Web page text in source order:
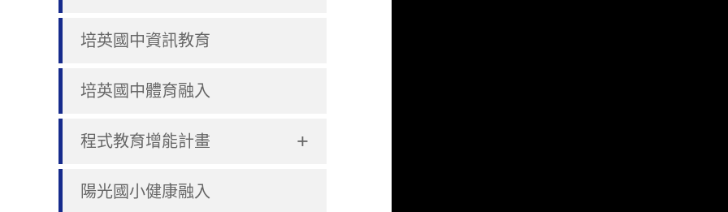
培英國中資訊教育
培英國中體育融入
+
程式教育增能計畫
陽光國小健康融入